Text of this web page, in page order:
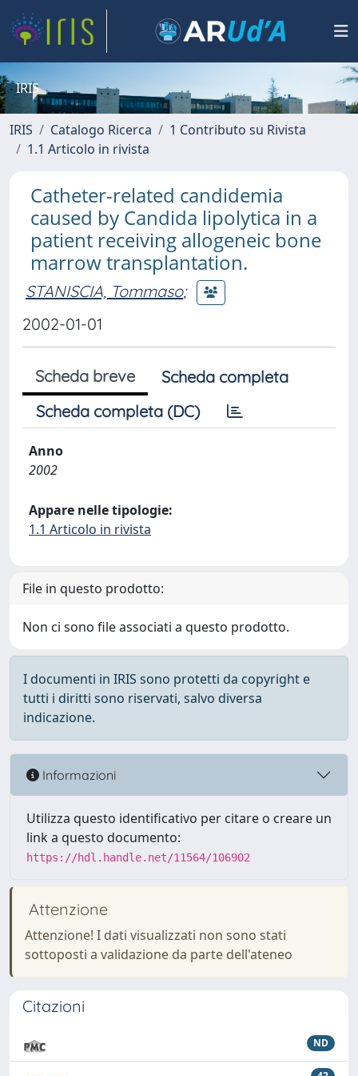
IRIS
IRIS Catalogo Ricerca
1 Contributo su Rivista
1.1 Articolo in rivista
Catheter-related candidemia
caused by Candida lipolytica in a
patient receiving allogeneic bone
marrow transplantation.
STANISCIA, Tommaso;
2002-01-01
Scheda breve
Scheda completa
Scheda completa (DC)
Anno
2002
Appare nelle tipologie:
1.1 Articolo in rivista
File in questo prodotto:
Non ci sono file associati a questo prodotto.
I documenti in IRIS sono protetti da copyright e
tutti i diritti sono riservati, salvo diversa
indicazione.
Informazioni
Utilizza questo identificativo per citare o creare un
link a questo documento:
https://hdl.handle.net/11564/106902
Attenzione
Attenzione! I dati visualizzati non sono stati
sottoposti a validazione da parte dell'ateneo
Citazioni
ND